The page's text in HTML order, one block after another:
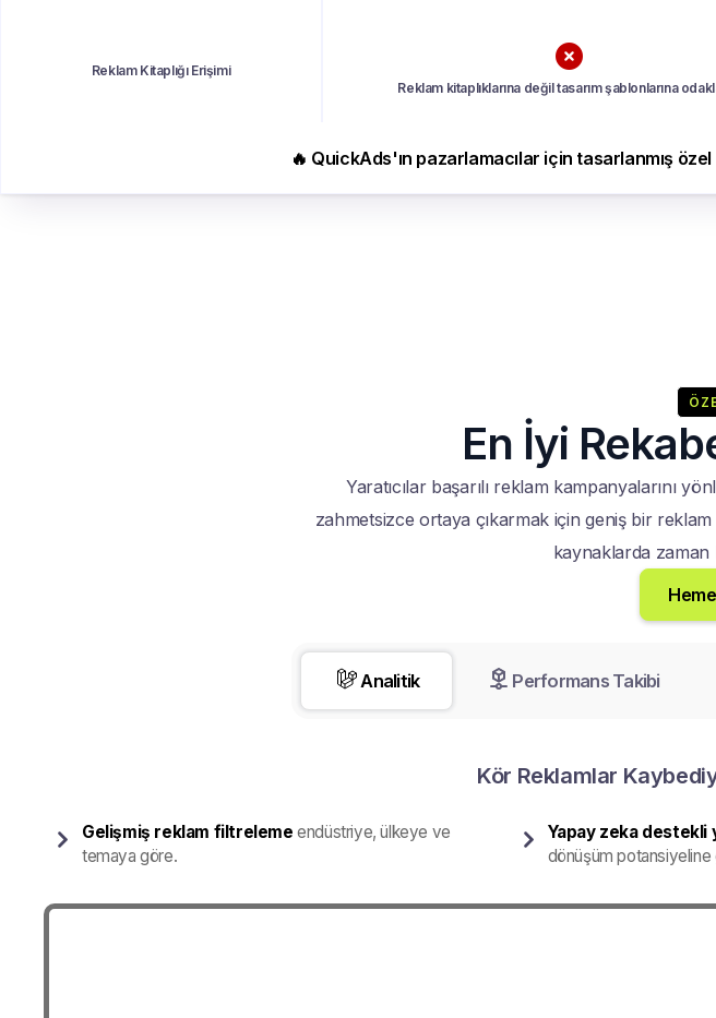
Reklam Kitaplığı Erişimi

Reklam kitaplıklarına değil tasarım şablonlarına
🔥 QuickAds'ın pazarlamacılar için tasarlanmış
En İyi
Yaratıcılar başarılı reklam kampanyalarını
zahmetsizce ortaya çıkarmak için geniş bir reklam
kaynaklarda
Analitik Performans Takibi
Kör Reklamlar
Gelişmiş reklam filtreleme endüstriye, ülkeye ve
temaya göre.
Yapay zeka destekli
dönüşüm potansiyeline